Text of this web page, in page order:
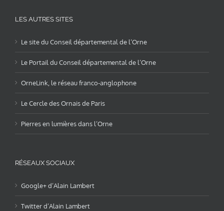
LES AUTRES SITES
Le site du Conseil départemental de l’Orne
Le Portail du Conseil départemental de l’Orne
OrneLink, le réseau franco-anglophone
Le Cercle des Ornais de Paris
Pierres en lumières dans l’Orne
RÉSEAUX SOCIAUX
Google+ d’Alain Lambert
Twitter d’Alain Lambert